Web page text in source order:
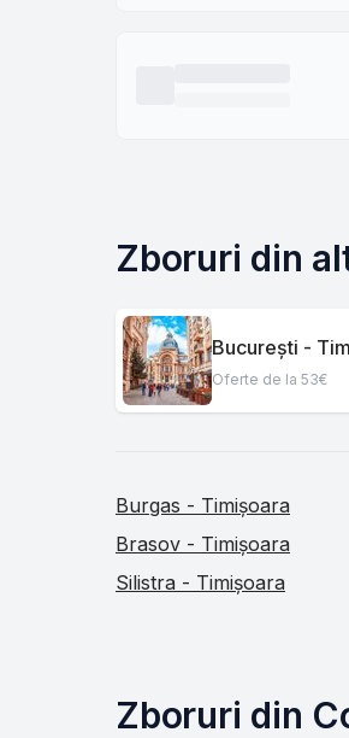
Zboruri din
București -
Oferte de la 53€
Burgas - Timișoara
Brasov - Timișoara
Silistra - Timișoara
Zboruri din